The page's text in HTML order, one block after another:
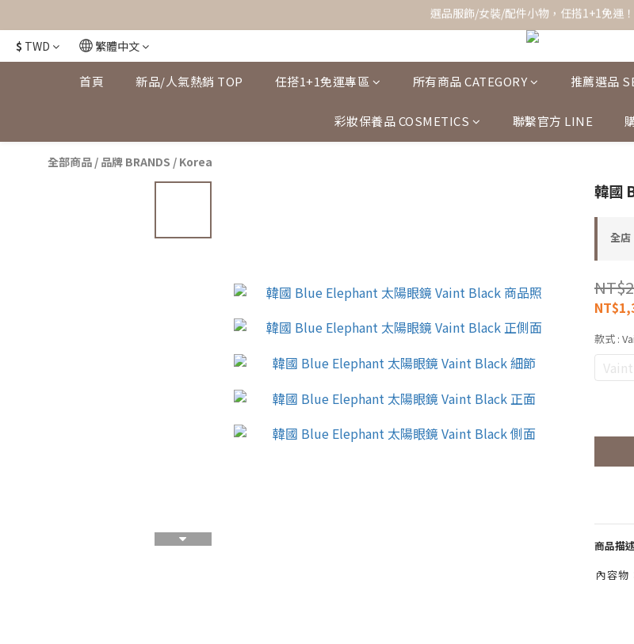
全館滿$1,200即享超商免運！
全館滿$1,200即享超商免運！
$ TWD 繁體中文
首頁 新品/人氣熱銷 TOP 任搭1+1免運專區 所有商品 CATEGORY 推薦選品
彩妝保養品 COSMETICS 聯繫官方 LINE
全部商品 / 品牌 BRANDS / Korea
韓國
全店
款式 :
商品描
內容物